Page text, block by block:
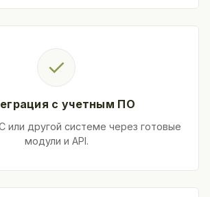
✓
с учетным ПО
или другой системе через готовые
модули и API.